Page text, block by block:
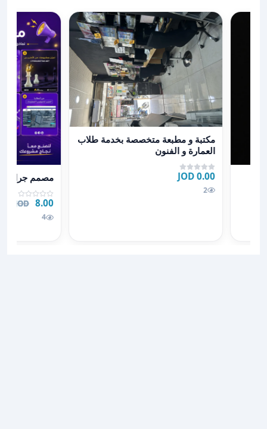
او كرتك الخاص
عرض تفاصيل مكتبة و مطبعة متخصصة بخدمة طلاب
مكتبة و مطبعة متخصصة بخدمة طلاب
العمارة و الفنون
0.00 JOD
2
عرض تفاصيل
مصمم جرافيك
8.00 JOD
JOD
4